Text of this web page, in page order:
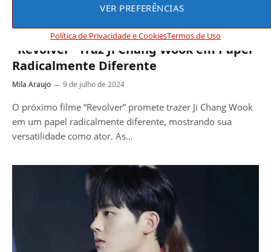
VER PREFERÊNCIAS
Política de Privacidade e CookiesTermos de Uso
“Revolver” Traz Ji Chang Wook em Papel
Radicalmente Diferente
Mila Araujo 9 de julho de 2024
O próximo filme “Revolver” promete trazer Ji Chang Wook
em um papel radicalmente diferente, mostrando sua
versatilidade como ator. As…